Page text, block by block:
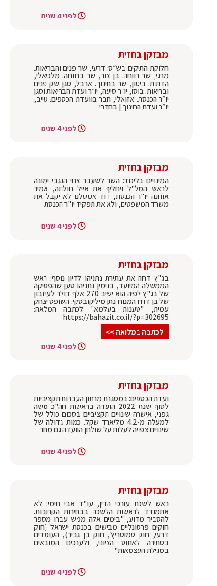
לפני 4 שנים
מבזקן בחזית
חלוקת התיקים בש״ס: דרעי, שר פנים והבריאות.
מרגי, שר רווחה. בן צור, שר ברווחה. מלכיאלי,
הדתות. ביטון, שר בחינוך. ארבל, סגן שק פנים
ובריאות. בוסו, יו״ר סיעה, יו״ר ועדת הבריאות וסגן
יו״ר הכנסת. אזואלי, חבר בוועדת הכספים. טייב,
יו״ר ועדת החינוך | בחדרי
לפני 4 שנים
מבזקן בחזית
המינויים בליכוד: השר לשעבר צחי הנגבי ימונה
לראש המל"ל ויחליף את אייל חולתה, אמיר
אוחנה יו"ר הכנסת, דוד אמסלם לא יקבל את
משרד המשפטים, ולא את תפקיד יו"ר הכנסת
לפני 4 שנים
מבזקן בחזית
בג"ץ דחה את עתירת נתניהו לדיון נוסף: ראש
הממשלה המיועד, בנימין נתניהו טען שהפסיקה
של בג"ץ לפיה הוא ישיב 270 אלף דולר לעיזבון
של בן דודו המנוח נתן מיליקובסקי. השופט יצחק
עמית, "טענות בעלמא" לכתבה המלאה:
https://bahazit.co.il/?p=302695
לכתבה במלואה >>
לפני 4 שנים
מבזקן בחזית
ועדת הכספים: במסגרת מרתון העברות תקציביות
לסוף שנת 2022 הועדה בראשות חה"כ משה
גפני, אישרה שינויים תקציביים בסכום כולל של
למעלה מ-4.2 מליארד שקל. כמות גדולה של
שינויים צפויה לעלות על שולחן הוועדה גם מחר
לפני 4 שנים
מבזקן בחזית
ראש לשכת עורכי הדין, עו"ד אבי חימי: לא
אתמודד לראשות הלשכה בבחירות הקרובות.
להסביר מדוע, "בימים אלה ממש עברו מספר
חוקים פרסונליים מבישים בכנסת ישראל (חוק
דרעי, חוק סמוטריץ', חוק בן גביר), העומדים
בסתירה לאתוס הציוני, ולערכים המובאים
במגילת העצמאות"
לפני 4 שנים